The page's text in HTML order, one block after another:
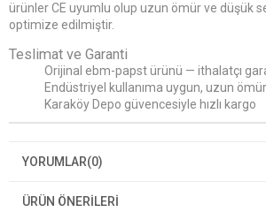
ürünler CE uyumlu olup uzun ömür ve düşük
optimize edilmiştir.
Teslimat ve Garanti
Orijinal ebm-papst ürünü — ithalatçı
Endüstriyel kullanıma uygun, uzun
Karaköy Depo güvencesiyle hızlı kargo
YORUMLAR(0)
ÜRÜN ÖNERILERI